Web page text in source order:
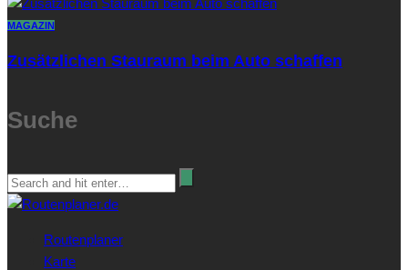
MAGAZIN
Zusätzlichen Stauraum beim Auto schaffen
Suche
Routenplaner
Karte